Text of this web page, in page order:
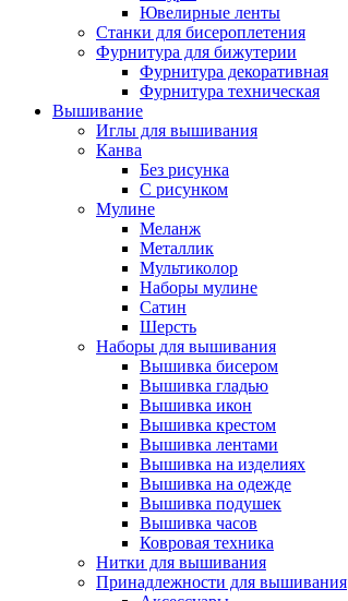
Ювелирные ленты
Станки для бисероплетения
Фурнитура для бижутерии
Фурнитура декоративная
Фурнитура техническая
Вышивание
Иглы для вышивания
Канва
Без рисунка
С рисунком
Мулине
Меланж
Металлик
Мультиколор
Наборы мулине
Сатин
Шерсть
Наборы для вышивания
Вышивка бисером
Вышивка гладью
Вышивка икон
Вышивка крестом
Вышивка лентами
Вышивка на изделиях
Вышивка на одежде
Вышивка подушек
Вышивка часов
Ковровая техника
Нитки для вышивания
Принадлежности для вышивания